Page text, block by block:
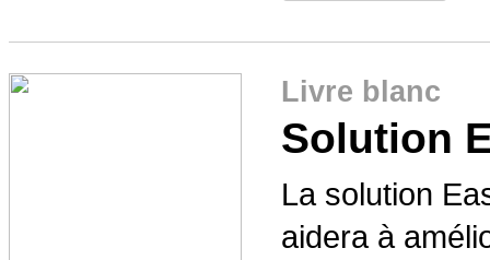
Livre blanc
Solution
La solution
aidera à